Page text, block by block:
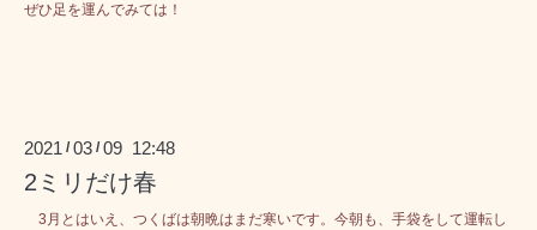
ぜひ足を運んでみては！
2021 /03 /09 12:48
2ミリだけ春
3月とはいえ、つくばは朝晩はまだ寒いです。今朝も、手袋をして運転し